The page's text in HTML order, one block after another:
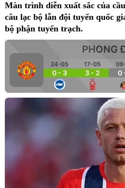
Màn trình diễn xuất sắc của
câu lạc bộ lẫn đội tuyển quốc
bộ phận tuyển trạch.
PHONG
24-05
0 - 3
17-05
3 - 2 0